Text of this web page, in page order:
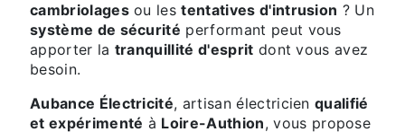
cambriolagesou lestentatives d'intrusion ? Un
système de sécurité performant peut vous
apporter la tranquillité d'esprit dont vous avez
besoin.
Aubance Électricité, artisan électricienqualifié
et expérimenté à Loire-Authion, vous propose